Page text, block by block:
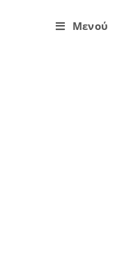
Μενού